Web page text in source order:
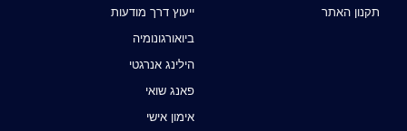
תקנון האתר
ייעוץ דרך מודעות
ביואורגונומיה
הילינג אנרגטי
פאנג שואי
אימון אישי